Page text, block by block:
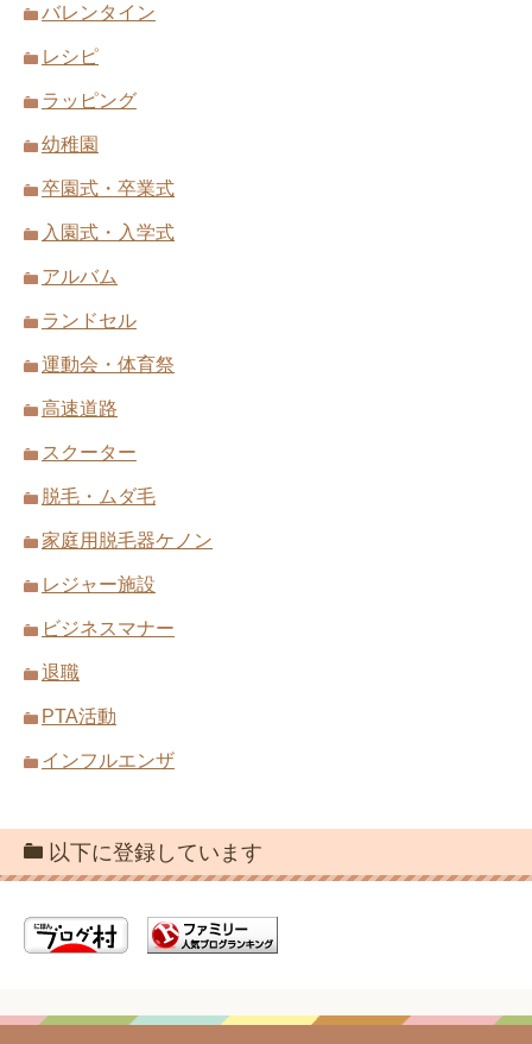
バレンタイン
レシピ
ラッピング
幼稚園
卒園式・卒業式
入園式・入学式
アルバム
ランドセル
運動会・体育祭
高速道路
スクーター
脱毛・ムダ毛
家庭用脱毛器ケノン
レジャー施設
ビジネスマナー
退職
PTA活動
インフルエンザ
以下に登録しています